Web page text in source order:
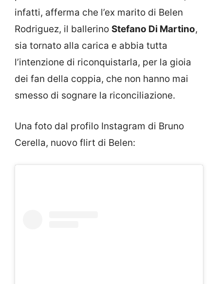
infatti, afferma che l’ex marito di Belen
Rodriguez, il ballerino Stefano Di Martino,
sia tornato alla carica e abbia tutta
l’intenzione di riconquistarla, per la gioia
dei fan della coppia, che non hanno mai
smesso di sognare la riconciliazione.
Una foto dal profilo Instagram di Bruno
Cerella, nuovo flirt di Belen: